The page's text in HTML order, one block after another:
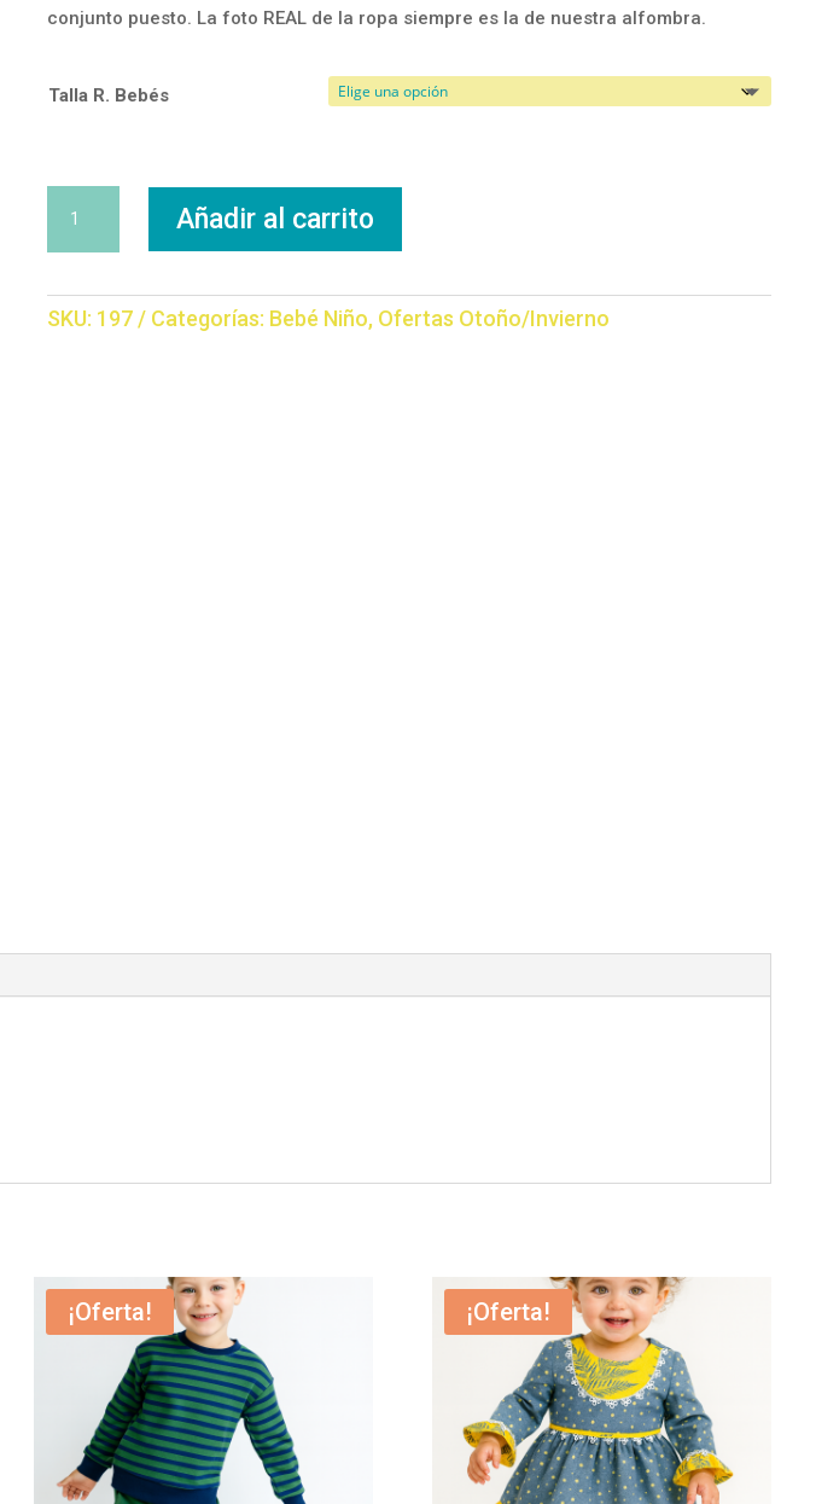
conjunto puesto. La foto REAL de la ropa siempre es la de nuestra alfombra.
Talla R. Bebés
Elefantito
cantidad
Añadir al carrito
SKU: 197 Categorías: Bebé Niño, Ofertas Otoño/Invierno
¡Oferta! ¡Oferta!